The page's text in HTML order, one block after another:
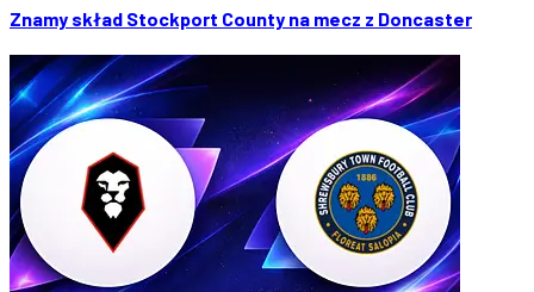
Znamy skład Stockport County na mecz z Doncaster